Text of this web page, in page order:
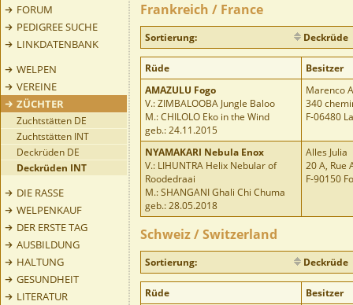
FORUM
PEDIGREE SUCHE
LINKDATENBANK
WELPEN
VEREINE
ZÜCHTER
Zuchtstätten DE
Zuchtstätten INT
Deckrüden DE
Deckrüden INT
DIE RASSE
WELPENKAUF
DER ERSTE TAG
AUSBILDUNG
HALTUNG
GESUNDHEIT
LITERATUR
Frankreich / France
Sortierung: Deckrüde
Rüde
Besitzer
AMAZULU Fogo
V.: ZIMBALOOBA Jungle Baloo
M.: CHILOLO Eko in the Wind
geb.: 24.11.2015
Marenco
340
F-06480
NYAMAKARI Nebula Enox
V.: LIHUNTRA Helix Nebular of
Roodedraai
M.: SHANGANI Ghali Chi Chuma
geb.: 28.05.2018
Alles Julia
20 A, Rue
F-90150
Schweiz / Switzerland
Sortierung: Deckrüde
Rüde
Besitzer